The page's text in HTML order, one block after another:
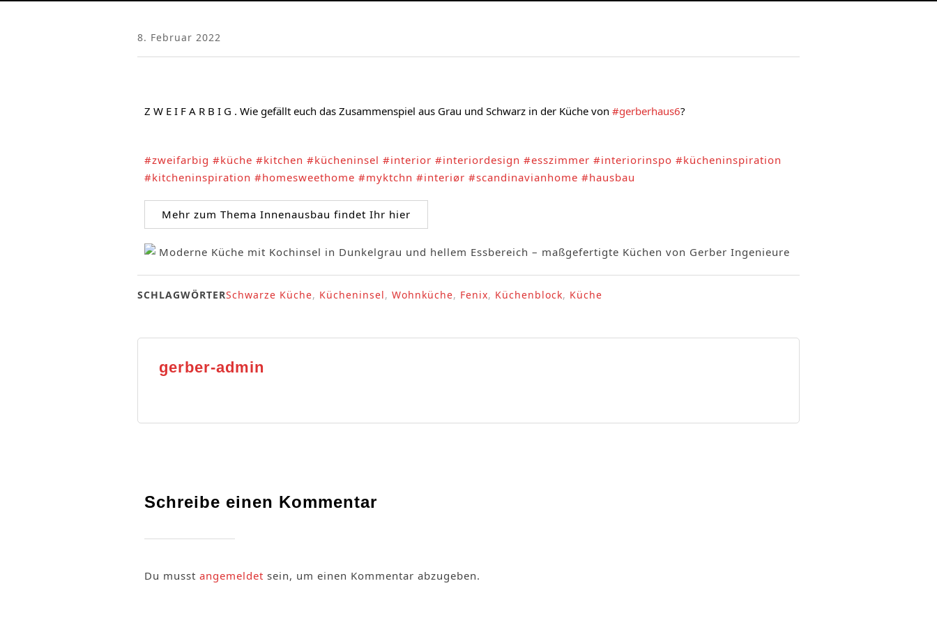
8. Februar 2022
Z W E I F A R B I G . Wie gefällt euch das Zusammenspiel aus Grau und Schwarz in der Küche von #gerberhaus6?
#zweifarbig #küche #kitchen #kücheninsel #interior #interiordesign #esszimmer #interiorinspo #kücheninspiration
#kitcheninspiration #homesweethome #myktchn #interiør #scandinavianhome #hausbau
Mehr zum Thema Innenausbau findet Ihr hier
SCHLAGWÖRTERSchwarze Küche, Kücheninsel, Wohnküche, Fenix, Küchenblock, Küche
gerber-admin
Schreibe einen Kommentar
Du musst angemeldet sein, um einen Kommentar abzugeben.